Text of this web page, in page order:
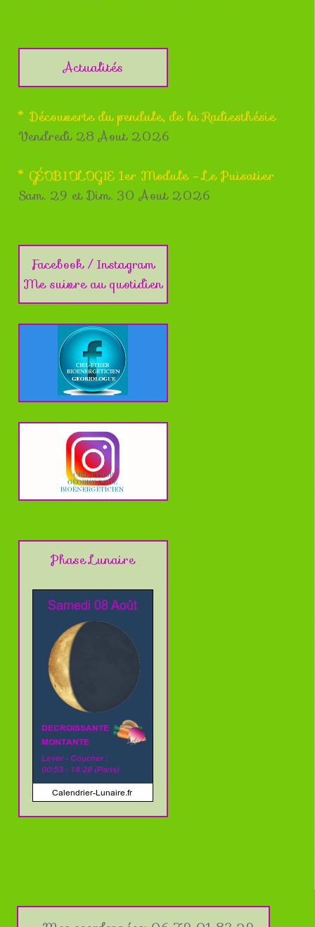
Actualités
* Découverte du pendule, de la Radiesthésie
Vendredi 28 Aout 2026
* GÉOBIOLOGIE 1er Module - Le Puisatier
Sam. 29 et Dim. 30 Aout 2026
Facebook / Instagram
Me suivre au quotidien
Phase Lunaire